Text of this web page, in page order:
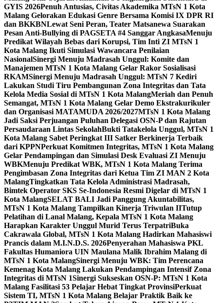
GYIS 2026Penuh Antusias, Civitas Akademika MTsN 1 Kota
Malang Gelorakan Edukasi Genre Bersama Komisi IX DPR RI
dan BKKBNLewat Seni Peran, Teater Matsanewa Suarakan
Pesan Anti-Bullying di PAGSETA #4 Sanggar AngkasaMenuju
Predikat Wilayah Bebas dari Korupsi, Tim Inti ZI MTsN 1
Kota Malang Ikuti Simulasi Wawancara Penilaian
NasionalSinergi Menuju Madrasah Unggul: Komite dan
Manajemen MTsN 1 Kota Malang Gelar Rakor Sosialisasi
RKAMSinergi Menuju Madrasah Unggul: MTsN 7 Kediri
Lakukan Studi Tiru Pembangunan Zona Integritas dan Tata
Kelola Media Sosial di MTsN 1 Kota MalangMeriah dan Penuh
Semangat, MTsN 1 Kota Malang Gelar Demo Ekstrakurikuler
dan Organisasi MATAMUDA 2026/2027MTsN 1 Kota Malang
Jadi Saksi Perjuangan Puluhan Delegasi OSN-P dan Rajutan
Persaudaraan Lintas SekolahBukti Tatakelola Unggul, MTsN 1
Kota Malang Sabet Peringkat III Satker Berkinerja Terbaik
dari KPPNPerkuat Komitmen Integritas, MTsN 1 Kota Malang
Gelar Pendampingan dan Simulasi Desk Evaluasi ZI Menuju
WBKMenuju Predikat WBK, MTsN 1 Kota Malang Terima
Pengimbasan Zona Integritas dari Ketua Tim ZI MAN 2 Kota
MalangTingkatkan Tata Kelola Administrasi Madrasah,
Bimtek Operator SKS Se-Indonesia Resmi Digelar di MTsN 1
Kota MalangSELAT BALI Jadi Panggung Akuntabilitas,
MTsN 1 Kota Malang Tampilkan Kinerja Triwulan IITutup
Pelatihan di Lanal Malang, Kepala MTsN 1 Kota Malang
Harapkan Karakter Unggul Murid Terus TerpatriBuka
Cakrawala Global, MTsN 1 Kota Malang Hadirkan Mahasiswi
Prancis dalam M.I.N.D.S. 2026Penyerahan Mahasiswa PKL
Fakultas Humaniora UIN Maulana Malik Ibrahim Malang di
MTsN 1 Kota MalangSinergi Menuju WBK: Tim Perencana
Kemenag Kota Malang Lakukan Pendampingan Intensif Zona
Integritas di MTsN 1Sinergi Sukseskan OSN-P: MTsN 1 Kota
Malang Fasilitasi 53 Pelajar Hebat Tingkat ProvinsiPerkuat
Sistem TI, MTsN 1 Kota Malang Belajar Praktik Baik ke